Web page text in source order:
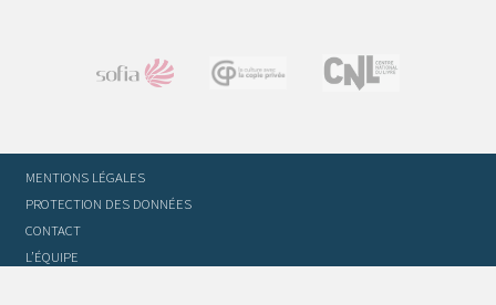
MENTIONS LÉGALES
PROTECTION DES DONNÉES
CONTACT
L’ÉQUIPE